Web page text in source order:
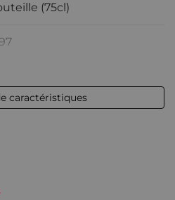
(75cl)
caractéristiques